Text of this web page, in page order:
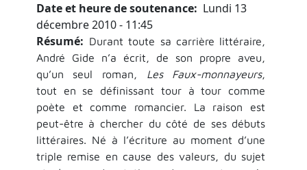
Date et heure de soutenance
Lundi 13
décembre 2010 - 11:45
Résumé
Durant toute sa carrière littéraire,
André Gide n’a écrit, de son propre aveu,
qu’un seul roman, Les Faux-monnayeurs,
tout en se définissant tour à tour comme
poète et comme romancier. La raison est
peut-être à chercher du côté de ses débuts
littéraires. Né à l’écriture au moment d’une
triple remise en cause des valeurs, du sujet